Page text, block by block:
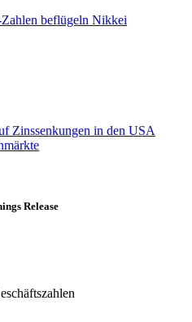
beflügeln Nikkei
Zinssenkungen in den USA
Release